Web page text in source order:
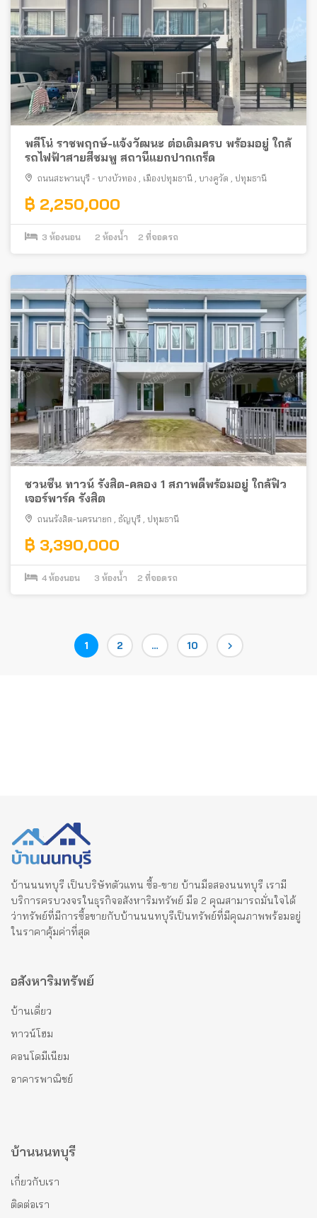
พลีโน่ ราชพฤกษ์-แจ้งวัฒนะ ต่อเติมครบ พร้อมอยู่ ใกล้
รถไฟฟ้าสายสีชมพู สถานีแยกปากเกร็ด
ถนนสะพานบุรี - บางบัวทอง เมืองปทุมธานี บางคูวัด ปทุมธานี
฿ 2,250,000
3 ห้องนอน 2 ห้องน้ำ 2 ที่จอดรถ
ชวนชื่น ทาวน์ รังสิต-คลอง 1 สภาพดีพร้อมอยู่ ใกล้ฟิว
เจอร์พาร์ค รังสิต
ถนนรังสิต-นครนายก ธัญบุรี ปทุมธานี
฿ 3,390,000
4 ห้องนอน 3 ห้องน้ำ 2 ที่จอดรถ
Posts
Page
1 Page
2 … Page
10
บ้านนนทบุรี เป็นบริษัทตัวแทน ซื้อ-ขาย บ้านมือสองนนทบุรี เรามี
บริการครบวงจรในธุรกิจอสังหาริมทรัพย์ มือ 2 คุณสามารถมั่นใจได้
ว่าทรัพย์ที่มีการซื้อขายกับบ้านนนทบุรีเป็นทรัพย์ที่มีคุณภาพพร้อมอยู่
ในราคาคุ้มค่าที่สุด
อสังหาริมทรัพย์
บ้านเดี่ยว
ทาวน์โฮม
คอนโดมีเนียม
อาคารพาณิชย์
บ้านนนทบุรี
เกี่ยวกับเรา
ติดต่อเรา